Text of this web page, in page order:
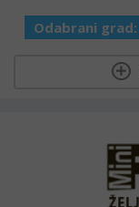
Odabrani grad: